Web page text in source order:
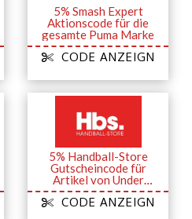
5% Smash Expert
Aktionscode für die
gesamte Puma Marke
CODE ANZEIGN
5% Handball-Store
Gutscheincode für
Artikel von Under
Armour
CODE ANZEIGN